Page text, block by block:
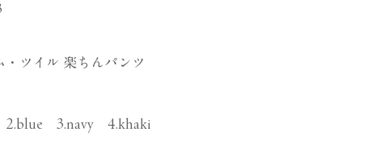
・ツイル 楽ちんパンツ
2.blue 3.navy 4.khaki